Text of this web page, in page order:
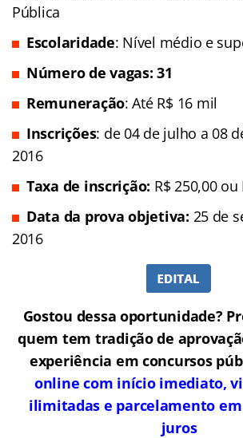
Pública
Escolaridade: Nível médio e
Número de vagas: 31
Remuneração: Até R$ 16 mil
Inscrições: de 04 de julho a 08
2016
Taxa de inscrição: R$ 250,00 ou
Data da prova objetiva: 25 de
2016
Gostou dessa oportunidade?
quem tem tradição de
experiência em concursos
online com início imediato,
ilimitadas e parcelamento em
juros